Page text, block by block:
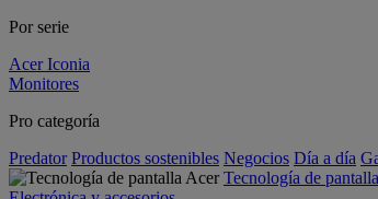
Por serie
Acer Iconia
Monitores
Pro categoría
Predator Productos sostenibles Negocios Día a día
Tecnología de